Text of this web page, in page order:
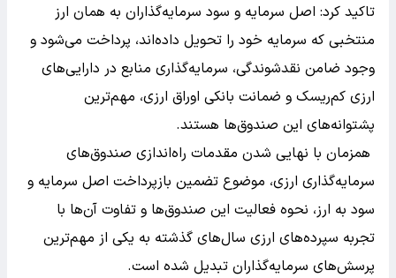
تاکید کرد: اصل سرمایه و سود سرمایه‌گذاران به همان ارز
منتخبی که سرمایه خود را تحویل داده‌اند، پرداخت می‌شود و
وجود ضامن نقدشوندگی، سرمایه‌گذاری منابع در دارایی‌های
ارزی کم‌ریسک و ضمانت بانکی اوراق ارزی، مهم‌ترین
پشتوانه‌های این صندوق‌ها هستند.
همزمان با نهایی شدن مقدمات راه‌اندازی صندوق‌های
سرمایه‌گذاری ارزی، موضوع تضمین بازپرداخت اصل سرمایه و
سود به ارز، نحوه فعالیت این صندوق‌ها و تفاوت آن‌ها با
تجربه سپرده‌های ارزی سال‌های گذشته به یکی از مهم‌ترین
پرسش‌های سرمایه‌گذاران تبدیل شده است.